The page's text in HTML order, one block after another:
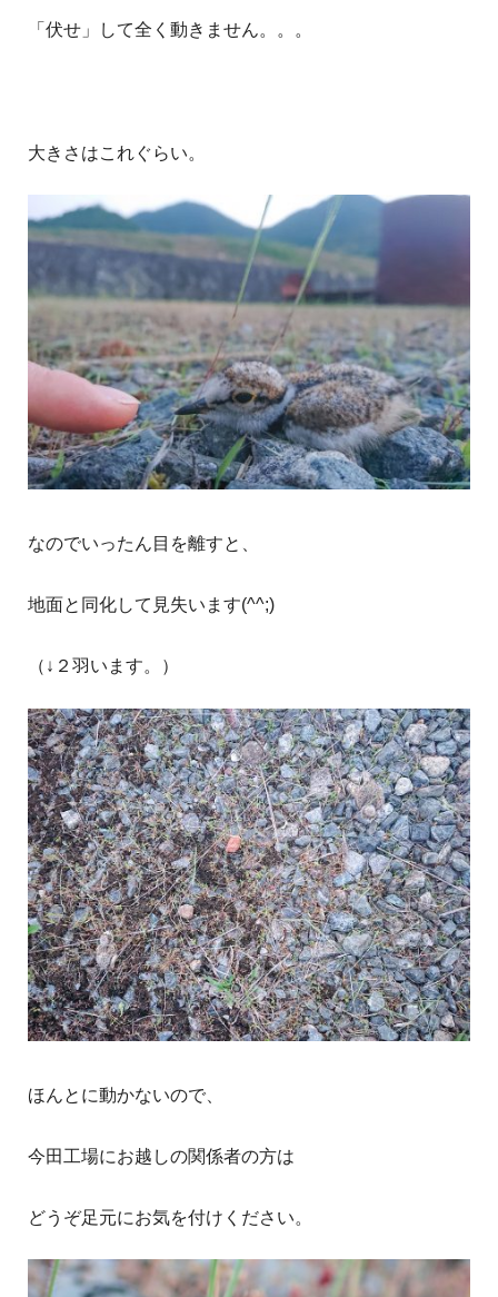
「伏せ」して全く動きません。。。
大きさはこれぐらい。
なのでいったん目を離すと、
地面と同化して見失います(^^;)
（↓２羽います。）
ほんとに動かないので、
今田工場にお越しの関係者の方は
どうぞ足元にお気を付けください。